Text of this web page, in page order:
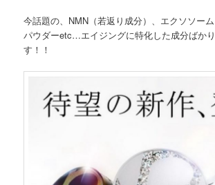
今話題の、NMN（若返り成分）、エクソソー
パウダーetc…エイジングに特化した成分ばか
す！！